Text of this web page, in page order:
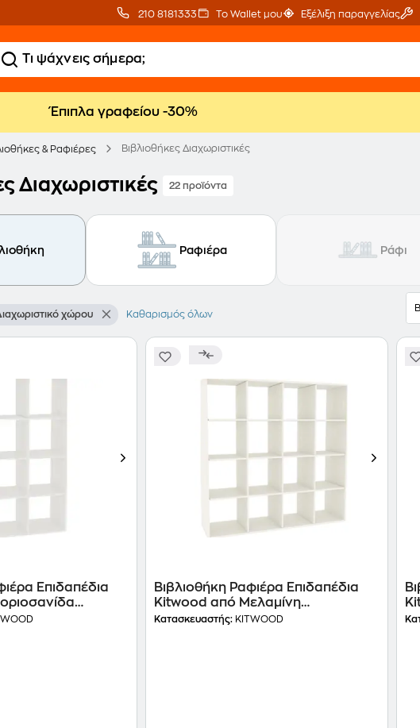
210 8181333 Το Wallet μου Εξέλιξη παραγγελίας
Έπιπλα γραφείου -30%
& Ραφιέρες Βιβλιοθήκες Διαχωριστικές
Διαχωριστικές 22 προϊόντα
Ραφιέρα Ράφι
χώρου Καθαρισμός όλων
Επιδαπέδια
Βιβλιοθήκη Ραφιέρα Επιδαπέδια
Kitwood από Μελαμίνη
143x40x144cm - Λευκή
Κατασκευαστής: KITWOOD